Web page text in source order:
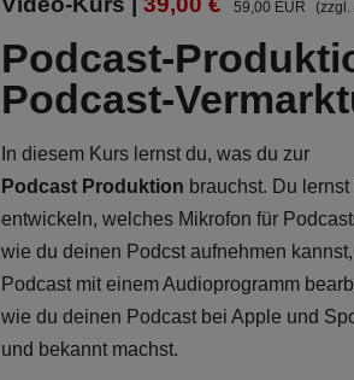
59,00 EUR (zzgl.
Podcast-
Podcast-
In diesem Kurs lernst du, was du zur
Podcast Produktion brauchst. Du lernst
entwickeln, welches Mikrofon für
wie du deinen Podcst aufnehmen
Podcast mit einem Audioprogramm
wie du deinen Podcast bei Apple und
und bekannt machst.